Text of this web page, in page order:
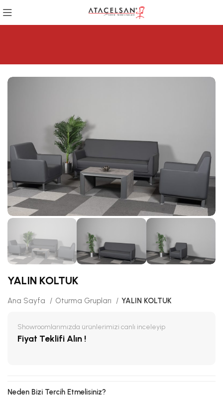
YALIN KOLTUK
Ana Sayfa Oturma Grupları YALIN KOLTUK
Showroomlarımızda ürünlerimizi canlı inceleyip
Fiyat Teklifi Alın !
Neden Bizi Tercih Etmelisiniz?